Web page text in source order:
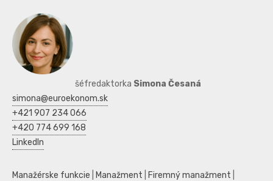
šéfredaktorka Simona Česaná
simona@euroekonom.sk
+421 907 234 066
+420 774 699 168
LinkedIn
Manažérske funkcie Manažment Firemný manažment